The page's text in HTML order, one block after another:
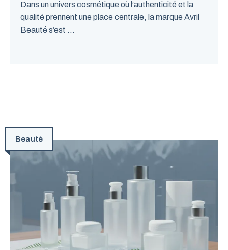
Dans un univers cosmétique où l’authenticité et la
qualité prennent une place centrale, la marque Avril
Beauté s’est ...
Beauté